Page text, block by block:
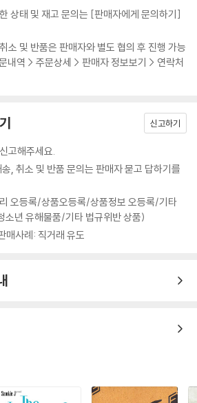
상태 및 재고 문의는 [판매자에게 문의하기]
소 및 반품은 판매자와 별도 협의 후 진행 가능
내역 > 주문상세 > 판매자 정보보기 > 연락처
신고하기
고해주세요.
, 취소 및 반품 문의는 판매자 묻고 답하기를
오등록/상품오등록/상품정보 오등록/기타
소년 유해물품/기타 법규위반 상품)
매사례: 직거래 유도